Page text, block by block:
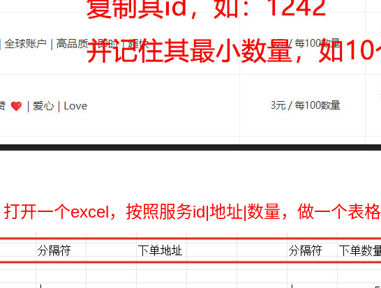
开一个excel，按照服务id|地址|数量，做一个表格